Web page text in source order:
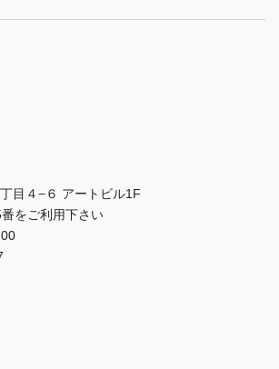
目４−６ アートビル1F
をご利用下さい